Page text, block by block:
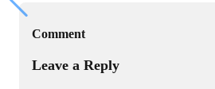
Comment
Leave a Reply